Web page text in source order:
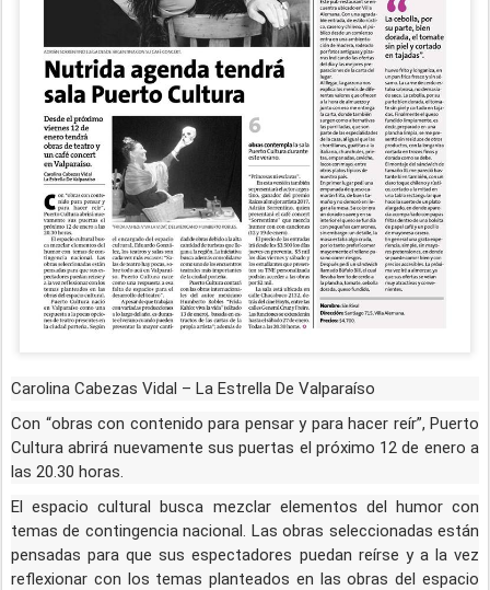
Carolina Cabezas Vidal – La Estrella De Valparaíso
Con “obras con contenido para pensar y para hacer reír”, Puerto
Cultura abrirá nuevamente sus puertas el próximo 12 de enero a
las 20.30 horas.
El espacio cultural busca mezclar elementos del humor con
temas de contingencia nacional. Las obras seleccionadas están
pensadas para que sus espectadores puedan reírse y a la vez
reflexionar con los temas planteados en las obras del espacio